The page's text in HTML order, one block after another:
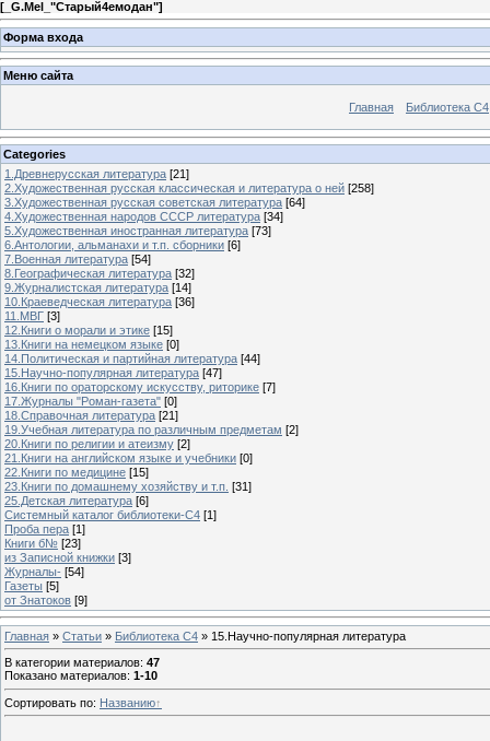
[ _G.Mel_"Старый4емодан"]
Форма входа
Меню сайта
Главная Библиотека С4
Categories
1.Древнерусская литература [21]
2.Художественная русская классическая и литература о ней [258]
3.Художественная русская советская литература [64]
4.Художественная народов СССР литература [34]
5.Художественная иностранная литература [73]
6.Антологии, альманахи и т.п. сборники [6]
7.Военная литература [54]
8.Географическая литература [32]
9.Журналистская литература [14]
10.Краеведческая литература [36]
11.МВГ [3]
12.Книги о морали и этике [15]
13.Книги на немецком языке [0]
14.Политическая и партийная литература [44]
15.Научно-популярная литература [47]
16.Книги по ораторскому искусству, риторике [7]
17.Журналы "Роман-газета" [0]
18.Справочная литература [21]
19.Учебная литература по различным предметам [2]
20.Книги по религии и атеизму [2]
21.Книги на английском языке и учебники [0]
22.Книги по медицине [15]
23.Книги по домашнему хозяйству и т.п. [31]
25.Детская литература [6]
Системный каталог библиотеки-C4 [1]
Проба пера [1]
Книги б№ [23]
из Записной книжки [3]
Журналы- [54]
Газеты [5]
от Знатоков [9]
Главная » Статьи » Библиотека C4 » 15.Научно-популярная литература
В категории материалов: 47
Показано материалов: 1-10
Сортировать по: Названию